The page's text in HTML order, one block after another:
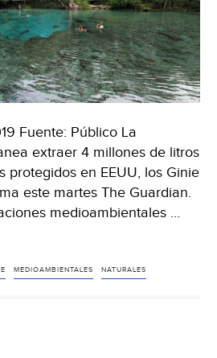
Fuente: Público La
extraer 4 millones de litros
protegidos en EEUU, los Ginie
este martes The Guardian.
medioambientales …
MEDIOAMBIENTALES NATURALES